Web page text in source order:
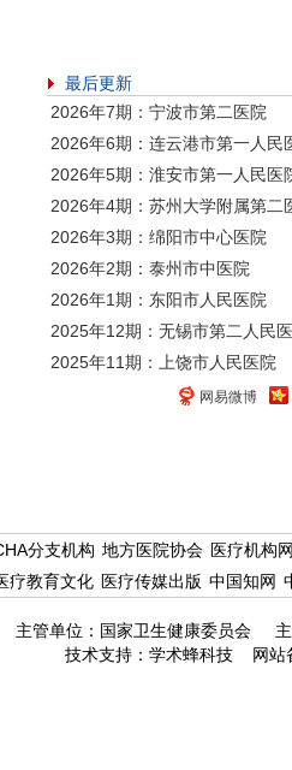
最后更新
2026年7期：宁波市第二医院
2026年6期：连云港市第一人民
2026年5期：淮安市第一人民医
2026年4期：苏州大学附属第二
2026年3期：绵阳市中心医院
2026年2期：泰州市中医院
2026年1期：东阳市人民医院
2025年12期：无锡市第二人民
2025年11期：上饶市人民医院
网易微博
分支机构 地方医院协会 医疗机构
疗教育文化 医疗传媒出版 中国知网
主管单位：国家卫生健康委员会
技术支持：学术蜂科技 网站